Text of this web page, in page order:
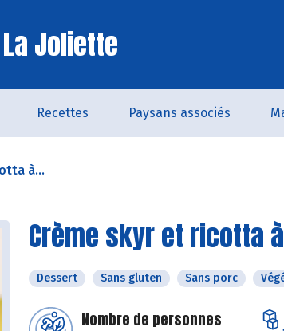
Joliette
Recettes Paysans associés
à...
Crème skyr et ricotta
Dessert Sans gluten Sans porc
Nombre de personnes